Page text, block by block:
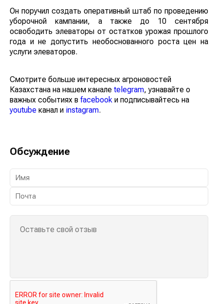
Он поручил создать оперативный штаб по проведению
уборочной кампании, а также до 10 сентября
освободить элеваторы от остатков урожая прошлого
года и не допустить необоснованного роста цен на
услуги элеваторов.
Смотрите больше интересных агроновостей
Казахстана на нашем канале telegram, узнавайте о
важных событиях в facebook и подписывайтесь на
youtube канал и instagram.
Обсуждение